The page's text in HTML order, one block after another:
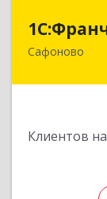
Сафоново
Клиентов